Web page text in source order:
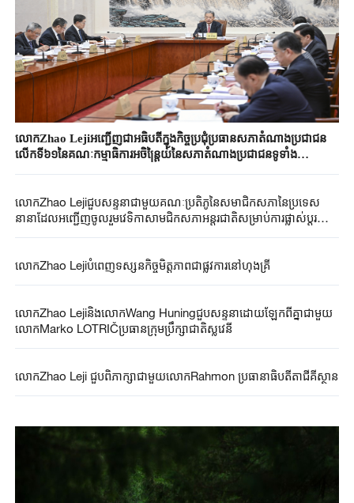
លោកZhao Lejiអញ្ជើញជាអធិបតីក្នុងកិច្ចប្រជុំប្រធានសភាតំណាងប្រជាជន
លើកទី៦១នៃគណៈកម្មាធិការអចិន្ត្រៃយ៍នៃសភាតំណាងប្រជាជនទូទាំង
លោកZhao Lejiជួបសន្ទនាជាមួយគណៈប្រតិភូនៃសមាជិកសភានៃប្រទេស
នានាដែលអញ្ជើញចូលរួមវេទិកាសាមជិកសភាអន្តរជាតិសម្រាប់ការផ្លាស់ប្តូរជា
លោកZhao Lejiបំពេញទស្សនកិច្ចមិត្តភាពជាផ្លូវការនៅហុងគ្រី
លោកZhao LejiនិងលោកWang Huningជួបសន្ទនាដោយឡែកពីគ្នាជាមួយ
លោកMarko LOTRIČប្រធានក្រុមប្រឹក្សាជាតិស្លូវេនី
លោកZhao Leji ជួបពិភាក្សាជាមួយលោកRahmon ប្រធានាធិបតីតាជីគីស្ថាន